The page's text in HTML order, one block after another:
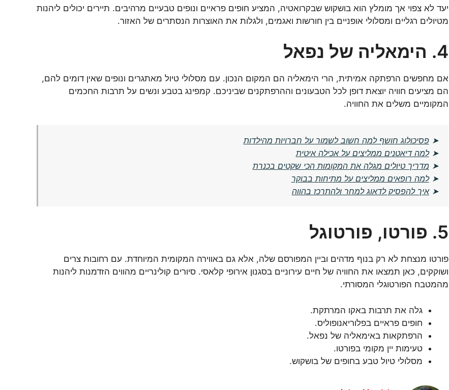
יעד לא צפוי אך מומלץ הוא בושקוש שבקרואטיה, המציע חופים פראיים ונופים טבעיים מרהיבים. תיירים יכולים ליהנות
מטיולים רגליים ומסלולי אופניים בין חורשות ואגמים, ולגלות את האוצרות הנסתרים של האזור.
4. הימאליה של נפאל
אם מחפשים הרפתקה אמיתית, הרי הימאליה הם המקום הנכון. עם מסלולי טיול מאתגרים ונופים שאין דומים להם,
הם מציעים חוויה יוצאת דופן לכל הטבעונים וההרפתקנים שביניכם. קמפינג בטבע ונשים על תרבות החכמים
המקומיים משלים את החוויה.
➤פסיכולוג חושף למה חשוב לשמור על חברויות מהילדות
➤למה דיאטנים ממליצים על אכילה איטית
➤ מדריך טיולים מגלה את המקומות הכי שקטים בכנרת
➤למה רופאים ממליצים על מתיחות בבוקר
➤איך להפסיק לדאוג למחר ולהתרכז בהווה
5. פורטו, פורטוגל
פורטו מנצחת לא רק בנוף מדהים וביין המפורסם שלה, אלא גם באווירה המקומית המיוחדת. עם רחובות צרים
ושוקקים, כאן תמצאו את החוויה של חיים עירוניים בסגנון אירופי קלאסי. סיורים קולינריים מהווים הזדמנות ליהנות
מהמטבח הפורטוגלי המסורתי.
גלה את תרבות באקו המרתקת.
חופים פראיים בפלוריאנופוליס.
הרפתקאות באימאליה של נפאל.
טעימות יין מקומי בפורטו.
מסלולי טיול טבע בחופים של בושקוש.